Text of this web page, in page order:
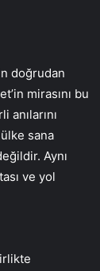
doğrudan
mirasını bu
sana
Aynı
ve yol